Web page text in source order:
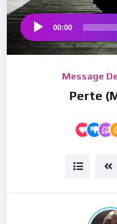
Audio
00:00
Message
Perte